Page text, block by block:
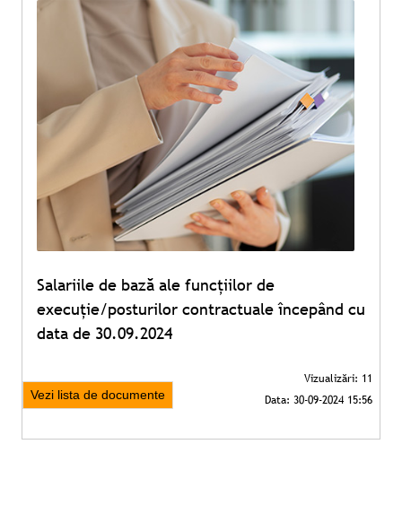
Salariile de bază ale funcțiilor de
execuție/posturilor contractuale începând cu
data de 30.09.2024
Vezi lista de documente